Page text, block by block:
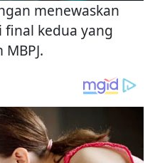
menewaskan
final kedua yang